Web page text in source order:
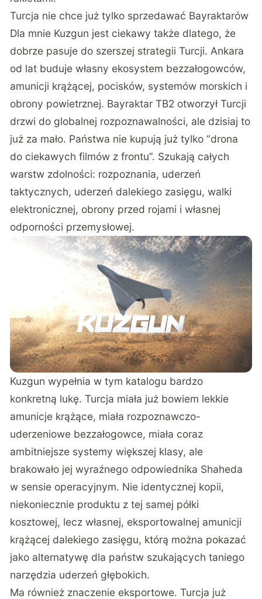
Turcja nie chce już tylko sprzedawać Bayraktarów
Dla mnie Kuzgun jest ciekawy także dlatego, że
dobrze pasuje do szerszej strategii Turcji. Ankara
od lat buduje własny ekosystem bezzałogowców,
amunicji krążącej, pocisków, systemów morskich i
obrony powietrznej. Bayraktar TB2 otworzył Turcji
drzwi do globalnej rozpoznawalności, ale dzisiaj to
już za mało. Państwa nie kupują już tylko “drona
do ciekawych filmów z frontu”. Szukają całych
warstw zdolności: rozpoznania, uderzeń
taktycznych, uderzeń dalekiego zasięgu, walki
elektronicznej, obrony przed rojami i własnej
odporności przemysłowej.
Kuzgun wypełnia w tym katalogu bardzo
konkretną lukę. Turcja miała już bowiem lekkie
amunicje krążące, miała rozpoznawczo-
uderzeniowe bezzałogowce, miała coraz
ambitniejsze systemy większej klasy, ale
brakowało jej wyraźnego odpowiednika Shaheda
w sensie operacyjnym. Nie identycznej kopii,
niekoniecznie produktu z tej samej półki
kosztowej, lecz własnej, eksportowalnej amunicji
krążącej dalekiego zasięgu, którą można pokazać
jako alternatywę dla państw szukających taniego
narzędzia uderzeń głębokich.
Ma również znaczenie eksportowe. Turcja już